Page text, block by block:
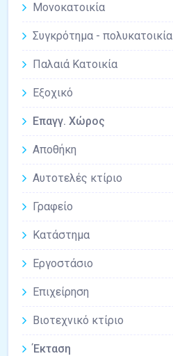
Μονοκατοικία
Συγκρότημα - πολυκατοικία
Παλαιά Κατοικία
Εξοχικό
Επαγγ. Χώρος
Αποθήκη
Αυτοτελές κτίριο
Γραφείο
Κατάστημα
Εργοστάσιο
Επιχείρηση
Βιοτεχνικό κτίριο
Έκταση